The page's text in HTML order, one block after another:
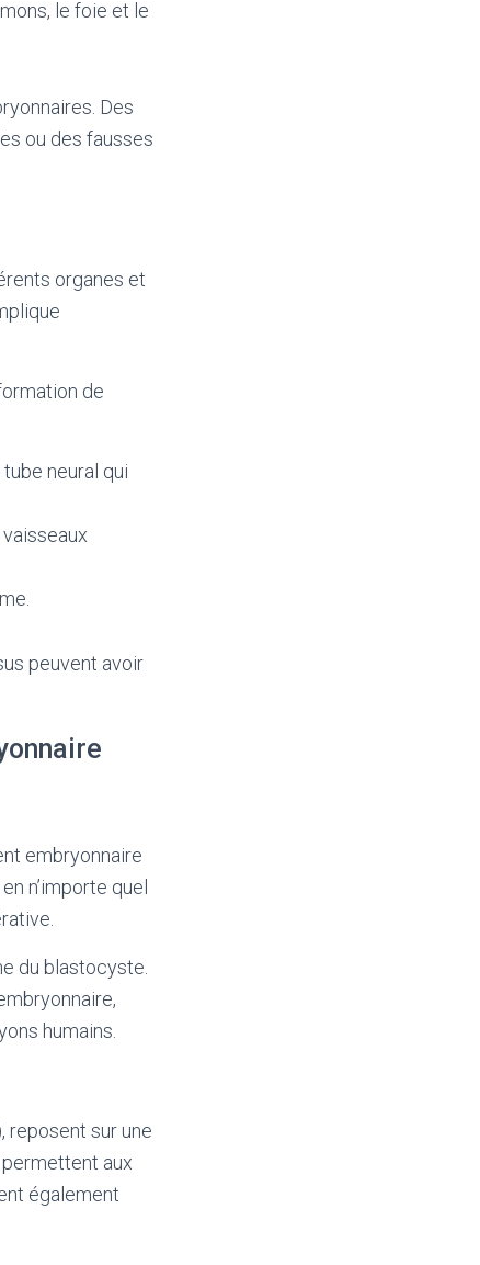
le foie et le
Des
ou des fausses
organes et
de
neural qui
peuvent avoir
embryonnaire
n’importe quel
du blastocyste.
humains.
reposent sur une
aux
également